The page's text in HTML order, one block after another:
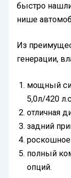
быстро
нише
Из
генерации,
мощный
5,0л/420
отличная
задний
полный
опций.